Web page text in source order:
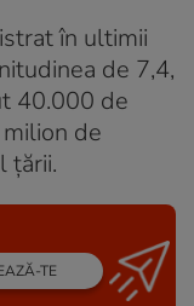
în ultimii
de 7,4,
40.000 de
de
ţării.
TE